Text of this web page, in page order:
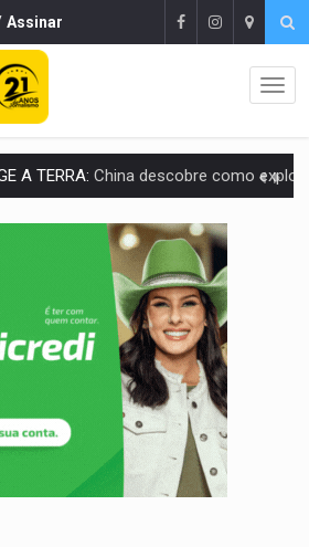
Assinar
A TERRA: China descobre como explodir asteroide com bomba
Essa receita com frango virou o meu
7 negócios que podem começar com pouco dinheiro e
DA AMÉRICA: Brasil reúne dimensão continental e posição
10 dicas importantes para quem quer
Cientistas descobrem nova espécie de rã em florestas
Vai comprar celular usado? Veja como consultar o